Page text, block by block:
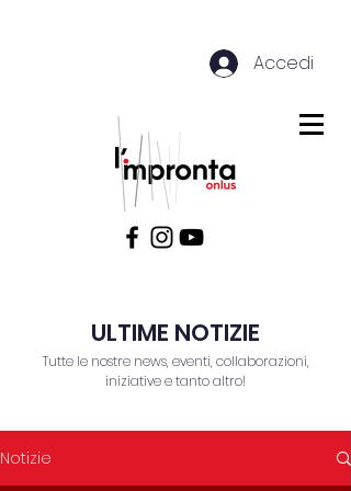
Accedi
ULTIME NOTIZIE
Tutte le nostre news, eventi, collaborazioni,
iniziative e tanto altro!
Notizie